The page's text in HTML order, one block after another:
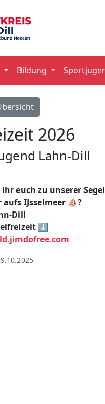
Bildung
2026
Lahn-Dill
euch zu unserer
IJsselmeer ⛵?
Dill
⬇️